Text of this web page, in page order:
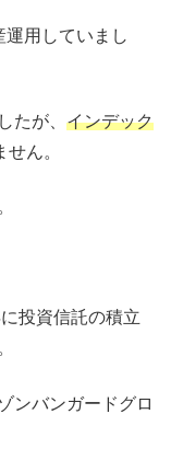
用していまし
たが、 インデック
ん。
投資信託の積立
ンバンガードグロ